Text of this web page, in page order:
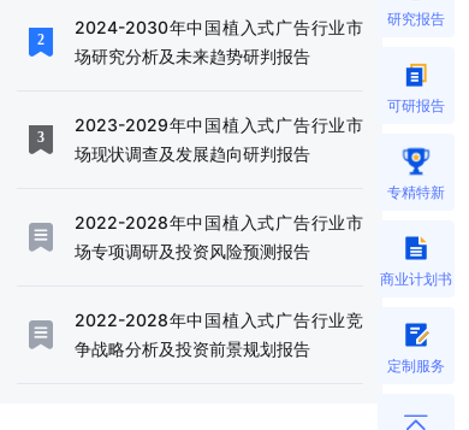
2024-2030年中国植入式广告行业市
场研究分析及未来趋势研判报告
2023-2029年中国植入式广告行业市
场现状调查及发展趋向研判报告
2022-2028年中国植入式广告行业市
场专项调研及投资风险预测报告
2022-2028年中国植入式广告行业竞
争战略分析及投资前景规划报告
研究报告
可研报告
专精特新
商业计划书
定制服务